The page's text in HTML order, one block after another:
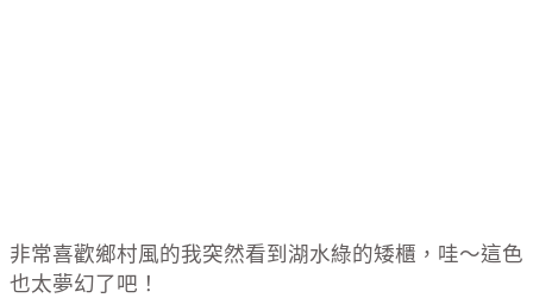
非常喜歡鄉村風的我突然看到湖水綠的矮櫃，哇～這色
也太夢幻了吧！